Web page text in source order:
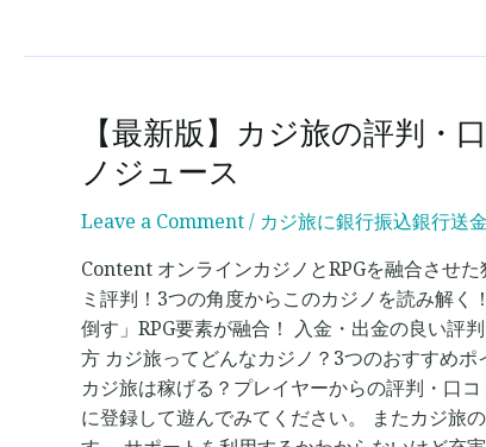
【最新版】カジ旅の評判
ノジュース
Leave a Comment/ カジ旅に銀行振込銀行送
Content オンラインカジノとRPGを融合させ
ミ評判！3つの角度からこのカジノを読み解
倒す」RPG要素が融合！ 入金・出金の良い評
方 カジ旅ってどんなカジノ？3つのおすすめ
カジ旅は稼げる？プレイヤーからの評判・口
に登録して遊んでみてください。 またカジ旅
【最
版】
カ
旅
の
評
判・
口
コ